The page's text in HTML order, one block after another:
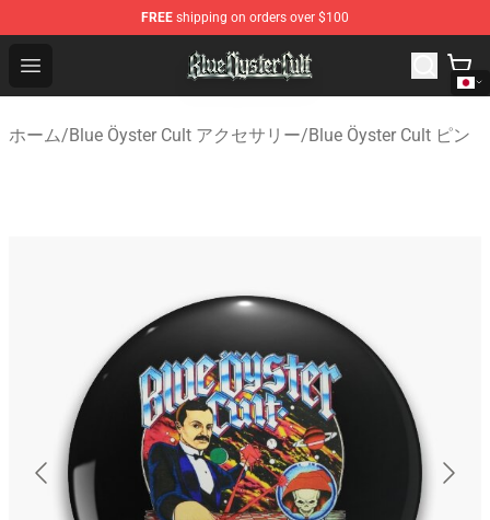
FREE shipping on orders over $100
Open menu
Blue Öyster Cult Store - Official Blue Öyster Cult
ホーム/Blue Öyster Cult アクセサリー/Blue Öyster Cult ピン